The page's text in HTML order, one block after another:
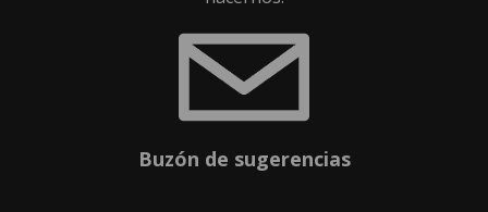
Buzón de sugerencias